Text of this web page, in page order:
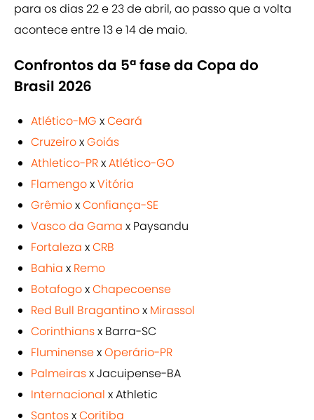
para os dias 22 e 23 de abril, ao passo que a volta
acontece entre 13 e 14 de maio.
Confrontos da 5ª fase da Copa do
Brasil 2026
Atlético-MG xCeará
CruzeiroxGoiás
Athletico-PRxAtlético-GO
FlamengoxVitória
GrêmioxConfiança-SE
Vasco da Gama x Paysandu
Fortaleza xCRB
Bahia x Remo
BotafogoxChapecoense
Red Bull Bragantinox Mirassol
Corinthiansx Barra-SC
FluminensexOperário-PR
Palmeirasx Jacuipense-BA
Internacional x Athletic
SantosxCoritiba